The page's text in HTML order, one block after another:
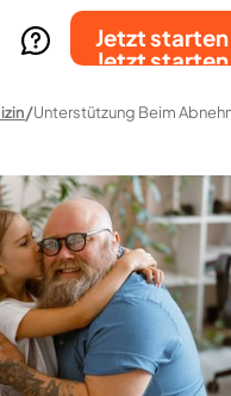
Jetzt starten
Jetzt starten